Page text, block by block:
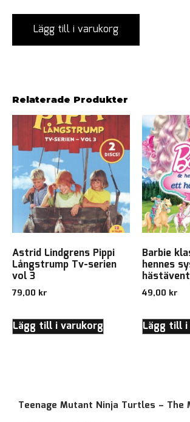
Lägg till i varukorg
Teenage Mutant Ninja Turtles – The
Relaterade Produkter
Astrid Lindgrens Pippi
Långstrump Tv-serien
vol 3
79,00 kr
Lägg till i varukorg
Barbie
hennes
49,00 kr
Lägg till